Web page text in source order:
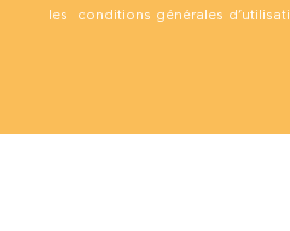
les conditions générales